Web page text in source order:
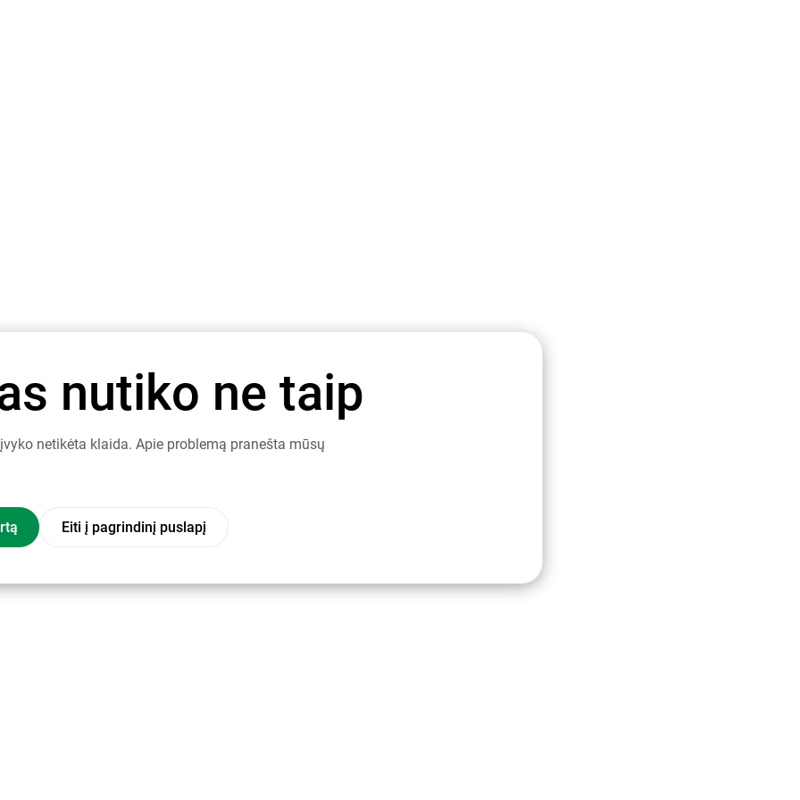
nutiko ne taip
netikėta klaida. Apie problemą pranešta mūsų
Eiti į pagrindinį puslapį